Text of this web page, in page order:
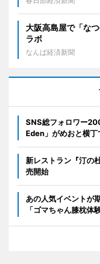
大阪高島屋で「な
ラボ
なんば経済新聞
SNS総フォロワー
Eden」がめおと横丁
新レストラン『汀の
売開始
あの人気イベントが
「ゴマちゃん膝枕体